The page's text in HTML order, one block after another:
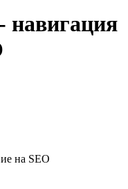
навигация
на SEO